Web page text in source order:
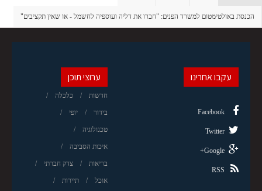
הכנסת באולטימטום למשרד הפנים: "חברו את דליה ועוספיה לחשמל - או שאין תקציבים"
ערוצי תוכן
חדשות כלכלה
בידור יופי
טכנולוגיה
איכות הסביבה
בריאות צדק חברתי
אוכל תיירות
עקבו אחרינו
Facebook
Twitter
Google+
RSS